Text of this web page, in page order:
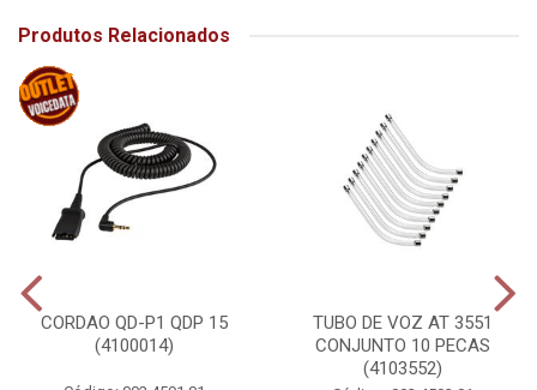
Produtos Relacionados
CORDAO QD-P1 QDP 15
(4100014)
TUBO DE VOZ AT 3551
CONJUNTO 10 PECAS
(4103552)